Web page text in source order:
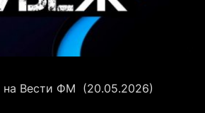
на Вести ФМ (20.05.2026)